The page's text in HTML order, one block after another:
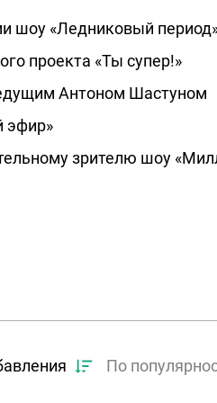
шоу «Ледниковый
проекта «Ты супер!»
Антоном Шастуном
эфир»
зрителю шоу
По